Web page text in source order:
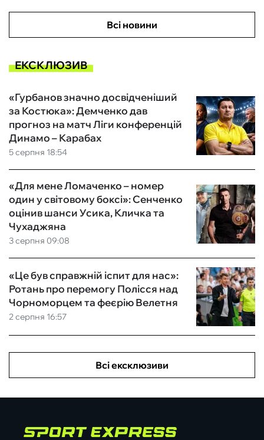
Всі новини
ЕКСКЛЮЗИВ
5 серпня 18:54
«Гурбанов значно досвідченіший
за Костюка»: Демченко дав
прогноз на матч Ліги конференцій
Динамо – Карабах
3 серпня 09:08
«Для мене Ломаченко – номер
один у світовому боксі»: Сенченко
оцінив шанси Усика, Кличка та
Чухаджяна
2 серпня 16:57
«Це був справжній іспит для нас»:
Ротань про перемогу Полісся над
Чорноморцем та феєрію Велетня
Всі ексклюзиви